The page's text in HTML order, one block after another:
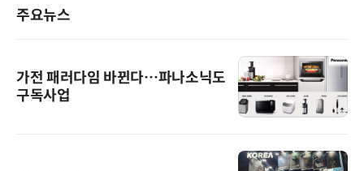
주요뉴스
가전 패러다임 바뀐다…파나소닉도
구독사업